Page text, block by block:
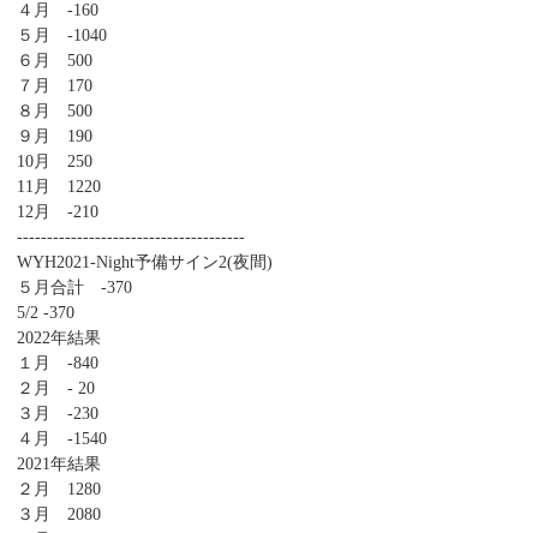
４月 -160
５月 -1040
６月 500
７月 170
８月 500
９月 190
10月 250
11月 1220
12月 -210
--------------------------------------
WYH2021-Night予備サイン2(夜間)
５月合計 -370
5/2 -370
2022年結果
１月 -840
２月 - 20
３月 -230
４月 -1540
2021年結果
２月 1280
３月 2080